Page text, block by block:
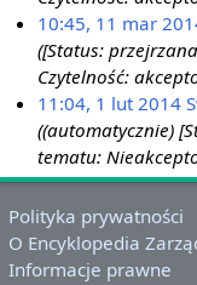
10:45, 11 mar
([Status:
Czytelność:
11:04, 1 lut 2014
((automatycznie)
tematu:
Polityka prywatności
O Encyklopedia
Informacje prawne